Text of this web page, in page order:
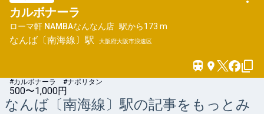
カルボナーラ
ローマ軒 NAMBAなんなん店 駅から173 m
なんば〔南海線〕駅 大阪府大阪市浪速区
#カルボナーラ #ナポリタン
500〜1,000円
なんば〔南海線〕駅の記事をもっとみ